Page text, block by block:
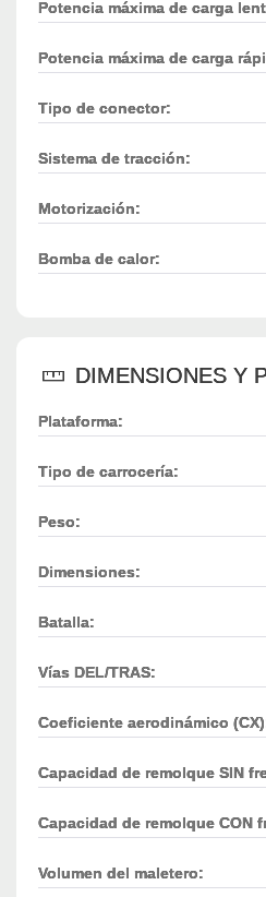
Potencia máxima de carga
Potencia máxima de carga
Tipo de conector:
Sistema de tracción:
Motorización:
Bomba de calor:
DIMENSIONES Y
Plataforma:
Tipo de carrocería:
Peso:
Dimensiones:
Batalla:
Vías DEL/TRAS:
Coeficiente aerodinámico
Capacidad de remolque SIN
Capacidad de remolque CON
Volumen del maletero: